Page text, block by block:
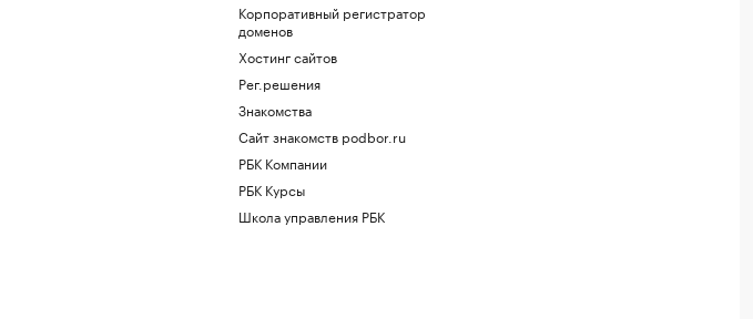
Корпоративный регистратор
доменов
Хостинг сайтов
Рег.решения
Знакомства
Сайт знакомств podbor.ru
РБК Компании
РБК Курсы
Школа управления РБК